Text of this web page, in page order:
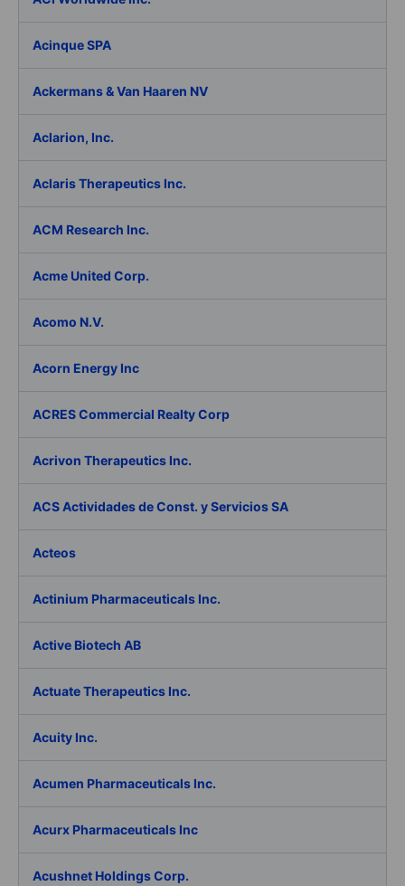
Acinque SPA
Ackermans & Van Haaren NV
Aclarion, Inc.
Aclaris Therapeutics Inc.
ACM Research Inc.
Acme United Corp.
Acomo N.V.
Acorn Energy Inc
ACRES Commercial Realty Corp
Acrivon Therapeutics Inc.
ACS Actividades de Const. y Servicios SA
Acteos
Actinium Pharmaceuticals Inc.
Active Biotech AB
Actuate Therapeutics Inc.
Acuity Inc.
Acumen Pharmaceuticals Inc.
Acurx Pharmaceuticals Inc
Acushnet Holdings Corp.